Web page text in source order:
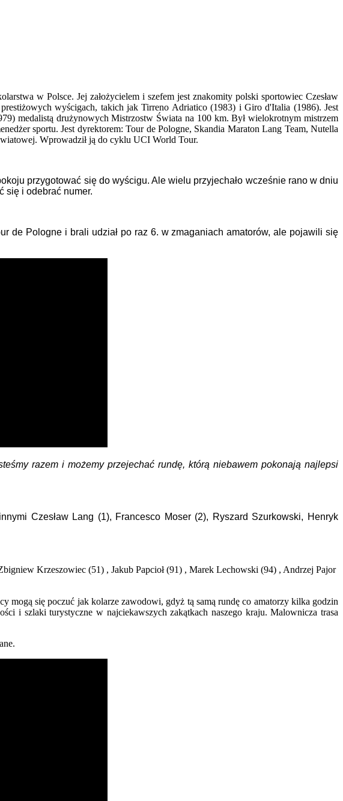
w Polsce. Jej założycielem i szefem jest znakomity polski sportowiec Czesław
wyścigach, takich jak Tirreno Adriatico (1983) i Giro d'Italia (1986). Jest
medalistą drużynowych Mistrzostw Świata na 100 km. Był wielokrotnym mistrzem
sportu. Jest dyrektorem: Tour de Pologne, Skandia Maraton Lang Team, Nutella
Wprowadził ją do cyklu UCI World Tour.
przygotować się do wyścigu. Ale wielu przyjechało wcześnie rano w dniu
się i odebrać numer.
de Pologne i brali udział po raz 6. w zmaganiach amatorów, ale pojawili się
razem i możemy przejechać rundę, którą niebawem pokonają najlepsi
Czesław Lang (1), Francesco Moser (2), Ryszard Szurkowski, Henryk
Krzeszowiec (51) , Jakub Papcioł (91) , Marek Lechowski (94) , Andrzej Pajor
mogą się poczuć jak kolarze zawodowi, gdyż tą samą rundę co amatorzy kilka godzin
i szlaki turystyczne w najciekawszych zakątkach naszego kraju. Malownicza trasa